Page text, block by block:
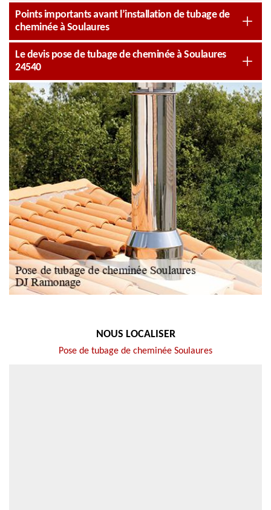
Points importants avant l’installation de tubage de
cheminée à Soulaures
Le devis pose de tubage de cheminée à Soulaures
24540
NOUS LOCALISER
Pose de tubage de cheminée Soulaures